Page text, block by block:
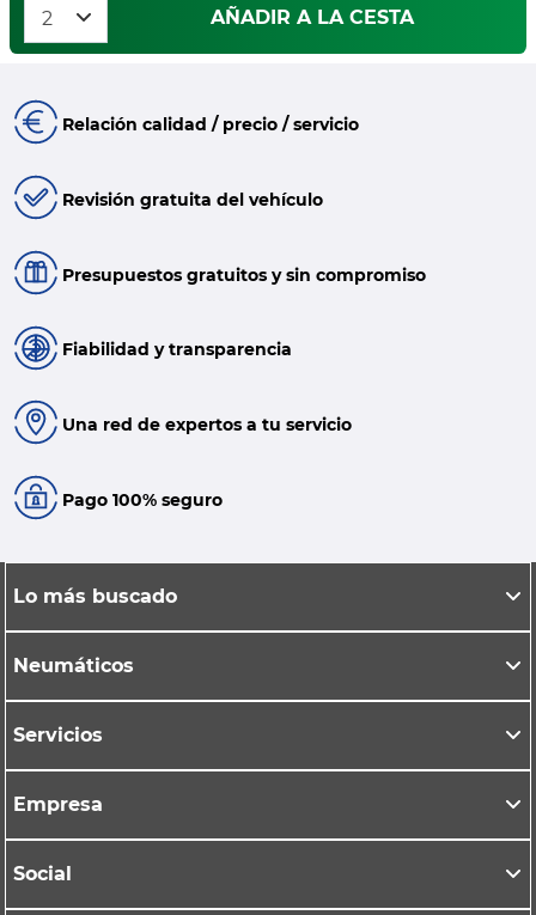
AÑADIR A LA CESTA
Relación calidad / precio / servicio
Revisión gratuita del vehículo
Presupuestos gratuitos y sin compromiso
Fiabilidad y transparencia
Una red de expertos a tu servicio
Pago 100% seguro
Lo más buscado
Neumáticos
Servicios
Empresa
Social